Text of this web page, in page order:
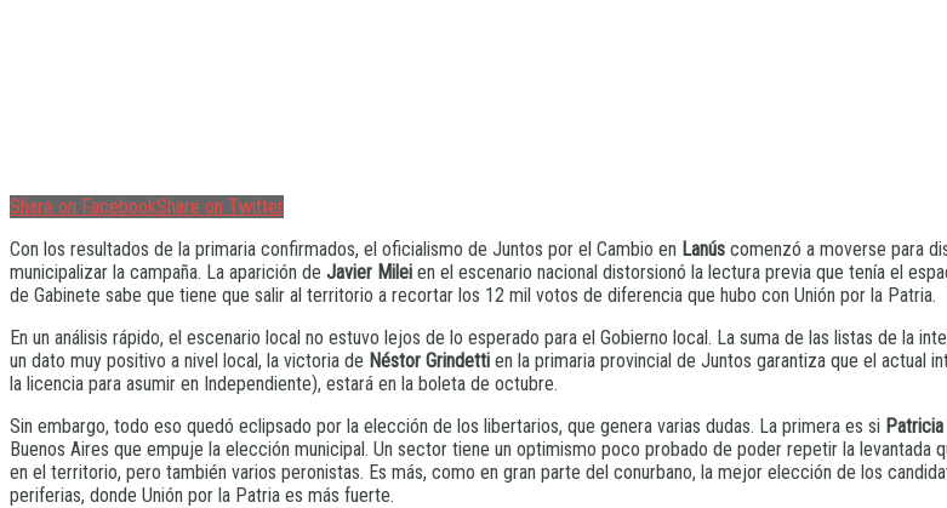
Share on FacebookShare on Twitter
Con los resultados de la primaria confirmados, el oficialismo de Juntos por el Cambio en Lanús comenzó a moverse para
municipalizar la campaña. La aparición de Javier Milei en el escenario nacional distorsionó la lectura previa que tenía el
de Gabinete sabe que tiene que salir al territorio a recortar los 12 mil votos de diferencia que hubo con Unión por la Patria.
En un análisis rápido, el escenario local no estuvo lejos de lo esperado para el Gobierno local. La suma de las listas de la
un dato muy positivo a nivel local, la victoria de Néstor Grindetti en la primaria provincial de Juntos garantiza que el actual
la licencia para asumir en Independiente), estará en la boleta de octubre.
Sin embargo, todo eso quedó eclipsado por la elección de los libertarios, que genera varias dudas. La primera es si
Buenos Aires que empuje la elección municipal. Un sector tiene un optimismo poco probado de poder repetir la levantada
en el territorio, pero también varios peronistas. Es más, como en gran parte del conurbano, la mejor elección de los
periferias, donde Unión por la Patria es más fuerte.